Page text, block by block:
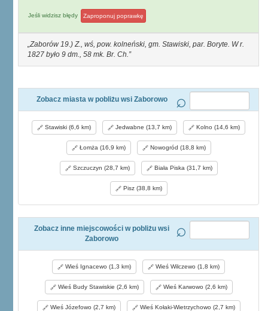
Jeśli widzisz błędy Zaproponuj poprawkę
Zaborów 19.) Z., wś, pow. kolneński, gm. Stawiski, par. Boryte. W r.
1827 było 9 dm., 58 mk. Br. Ch.
Zobacz miasta w pobliżu wsi Zaborowo
Stawiski (6,6 km) Jedwabne (13,7 km) Kolno (14,6 km)
Łomża (16,9 km) Nowogród (18,8 km)
Szczuczyn (28,7 km) Biała Piska (31,7 km)
Pisz (38,8 km)
Zobacz inne miejscowości w pobliżu wsi
Zaborowo
Wieś Ignacewo (1,3 km) Wieś Wilczewo (1,8 km)
Wieś Budy Stawiskie (2,6 km) Wieś Karwowo (2,6 km)
Wieś Józefowo (2,7 km) Wieś Kołaki-Wietrzychowo (2,7 km)